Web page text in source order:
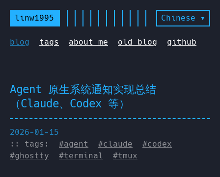
linw1995 Chinese ▾
blog tags about me old blog github
Agent 原生系统通知实现总结
（Claude、Codex 等）
2026-01-15
:: tags: #agent #claude
#codex
#ghostty
#terminal #tmux